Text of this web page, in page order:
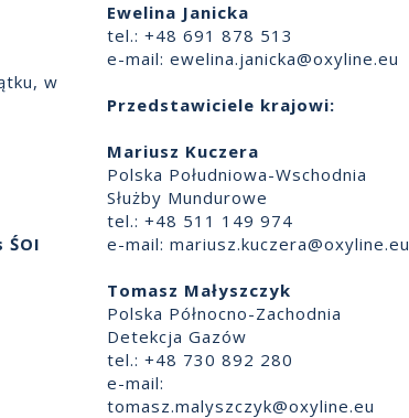
w
Ewelina Janicka
tel.: +48 691 878 513
e-mail: ewelina.janicka@oxyline.eu
Przedstawiciele krajowi:
Mariusz Kuczera
Polska Południowa-Wschodnia
Służby Mundurowe
tel.: +48 511 149 974
e-mail: mariusz.kuczera@oxyline.eu
Tomasz Małyszczyk
Polska Północno-Zachodnia
Detekcja Gazów
tel.: +48 730 892 280
e-mail:
tomasz.malyszczyk@oxyline.eu